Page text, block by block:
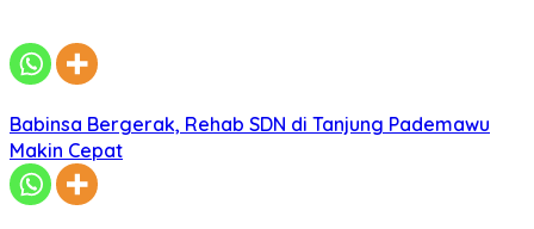
Babinsa Bergerak, Rehab SDN di Tanjung Pademawu
Makin Cepat